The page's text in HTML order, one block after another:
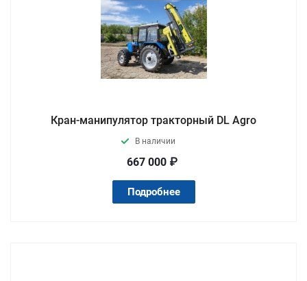
Кран-манипулятор тракторный DL Agro
В наличии
667 000 ₽
Подробнее